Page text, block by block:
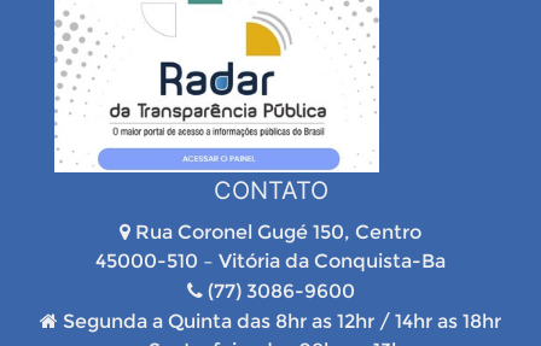
CONTATO
Rua Coronel Gugé 150, Centro
45000-510 – Vitória da Conquista-Ba
(77) 3086-9600
Segunda a Quinta das 8hr as 12hr / 14hr as 18hr